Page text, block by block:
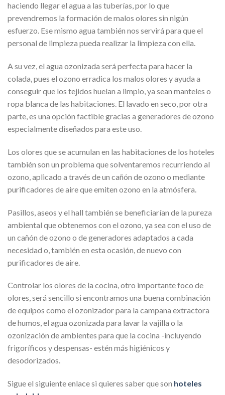
haciendo llegar el agua a las tuberías, por lo que
prevendremos la formación de malos olores sin nigún
esfuerzo. Ese mismo agua también nos servirá para que el
personal de limpieza pueda realizar la limpieza con ella.
A su vez, el agua ozonizada será perfecta para hacer la
colada, pues el ozono erradica los malos olores y ayuda a
conseguir que los tejidos huelan a limpio, ya sean manteles o
ropa blanca de las habitaciones. El lavado en seco, por otra
parte, es una opción factible gracias a generadores de ozono
especialmente diseñados para este uso.
Los olores que se acumulan en las habitaciones de los hoteles
también son un problema que solventaremos recurriendo al
ozono, aplicado a través de un cañón de ozono o mediante
purificadores de aire que emiten ozono en la atmósfera.
Pasillos, aseos y el hall también se beneficiarían de la pureza
ambiental que obtenemos con el ozono, ya sea con el uso de
un cañón de ozono o de generadores adaptados a cada
necesidad o, también en esta ocasión, de nuevo con
purificadores de aire.
Controlar los olores de la cocina, otro importante foco de
olores, será sencillo si encontramos una buena combinación
de equipos como el ozonizador para la campana extractora
de humos, el agua ozonizada para lavar la vajilla o la
ozonización de ambientes para que la cocina -incluyendo
frigoríficos y despensas- estén más higiénicos y
desodorizados.
Sigue el siguiente enlace si quieres saber que son hoteles